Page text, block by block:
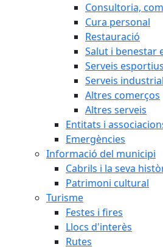
Consultoria,
Cura personal
Restauració
Salut i benestar
Serveis esportius
Serveis
Altres comerços
Altres serveis
Entitats i
Emergències
Informació del municipi
Cabrils i la seva
Patrimoni cultural
Turisme
Festes i fires
Llocs d'interès
Rutes